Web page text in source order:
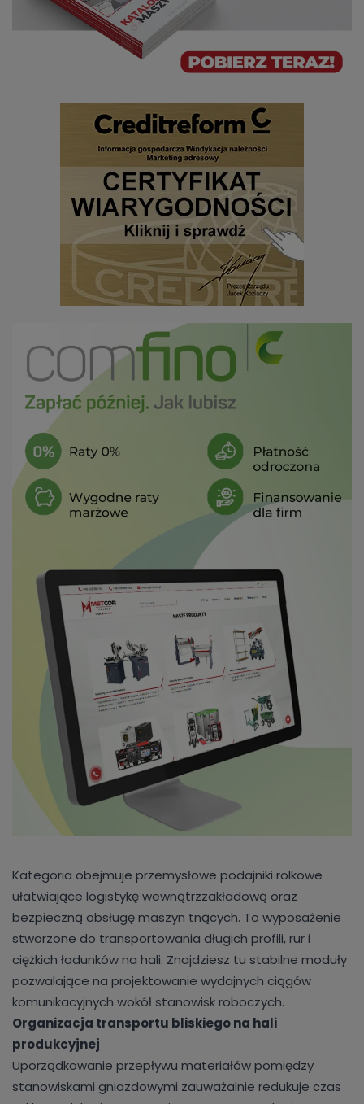
Kategoria obejmuje przemysłowe podajniki rolkowe
ułatwiające logistykę wewnątrzzakładową oraz
bezpieczną obsługę maszyn tnących. To wyposażenie
stworzone do transportowania długich profili, rur i
ciężkich ładunków na hali. Znajdziesz tu stabilne moduły
pozwalające na projektowanie wydajnych ciągów
komunikacyjnych wokół stanowisk roboczych.
Organizacja transportu bliskiego na hali
produkcyjnej
Uporządkowanie przepływu materiałów pomiędzy
stanowiskami gniazdowymi zauważalnie redukuje czas